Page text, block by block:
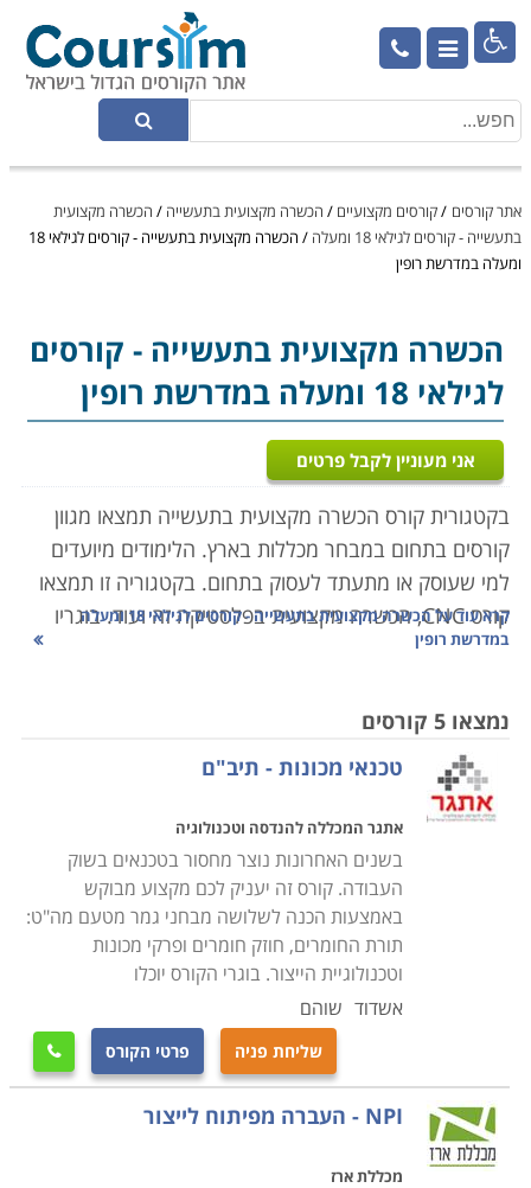

אתר קורסים /קורסים מקצועיים / הכשרה מקצועית בתעשייה / הכשרה מקצועית
בתעשייה - קורסים לגילאי 18 ומעלה
/
הכשרה מקצועית בתעשייה - קורסים לגילאי 18
ומעלה במדרשת רופין
הכשרה מקצועית בתעשייה - קורסים
לגילאי 18 ומעלה במדרשת רופין
אני מעוניין לקבל פרטים
בקטגורית קורס הכשרה מקצועית בתעשייה תמצאו מגוון
קורסים בתחום במבחר מכללות בארץ. הלימודים מיועדים
למי שעוסק או מתעתד לעסוק בתחום. בקטגוריה זו תמצאו
קורס CNC, הכשרה מקצועית בפלסטיקה זה ועוד. בוגריו
משתלבים כעובדים מקצועיים ומנהלים בתעשייה.
המתאים, מלאו את הפרטים ונציג הקורס יצור אתכם קשר
בהקדם.
קרא עוד על
הכשרה מקצועית בתעשייה - קורסים לגילאי 18 ומעלה
במדרשת רופין
נמצאו 5 קורסים
טכנאי מכונות - תיב"ם
אתגר המכללה להנדסה וטכנולוגיה
בשנים האחרונות נוצר מחסור בטכנאים בשוק
העבודה. קורס זה יעניק לכם מקצוע מבוקש
באמצעות הכנה לשלושה מבחני גמר מטעם מה"ט:
תורת החומרים, חוזק חומרים ופרקי מכונות
וטכנולוגיית הייצור. בוגרי הקורס יוכלו
אשדוד שוהם
שליחת פניה פרטי הקורס 
NPI - העברה מפיתוח לייצור
מכללת ארז